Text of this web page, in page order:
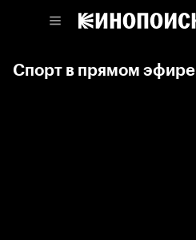
Спорт в прямом эфире